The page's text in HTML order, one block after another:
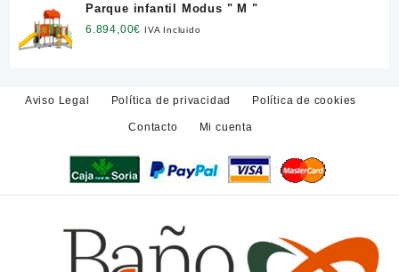
Parque infantil Modus " M "
6.894,00€ IVA Incluido
Aviso Legal Política de privacidad Política de cookies
Contacto Mi cuenta